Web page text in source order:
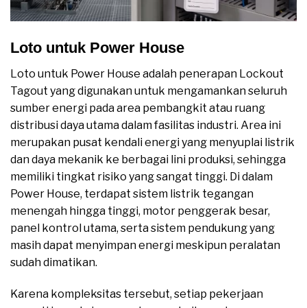
Loto untuk Power House
Loto untuk Power House adalah penerapan Lockout
Tagout yang digunakan untuk mengamankan seluruh
sumber energi pada area pembangkit atau ruang
distribusi daya utama dalam fasilitas industri. Area ini
merupakan pusat kendali energi yang menyuplai listrik
dan daya mekanik ke berbagai lini produksi, sehingga
memiliki tingkat risiko yang sangat tinggi. Di dalam
Power House, terdapat sistem listrik tegangan
menengah hingga tinggi, motor penggerak besar,
panel kontrol utama, serta sistem pendukung yang
masih dapat menyimpan energi meskipun peralatan
sudah dimatikan.
Karena kompleksitas tersebut, setiap pekerjaan